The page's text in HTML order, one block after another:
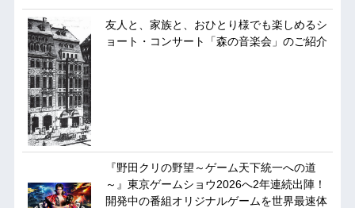
友人と、家族と、おひとり様でも楽しめるシ
ョート・コンサート「森の音楽会」のご紹介
『野田クリの野望～ゲーム天下統一への道
～』東京ゲームショウ2026へ2年連続出陣！
開発中の番組オリジナルゲームを世界最速体